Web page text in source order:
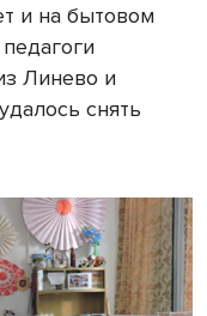
и на бытовом
Линево и
снять